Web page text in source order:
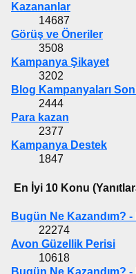
Kazananlar
14687
Görüş ve Öneriler
3508
Kampanya Şikayet
3202
Blog Kampanyaları
2444
Para kazan
2377
Kampanya Destek
1847
En İyi 10 Konu
Bugün Ne Kazandım?
22274
Avon Güzellik Perisi
10618
Bugün Ne Kazandım?